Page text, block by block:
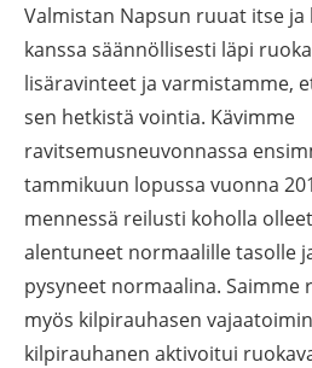
Valmistan Napsun ruuat itse ja
kanssa säännöllisesti läpi
lisäravinteet ja varmistamme,
sen hetkistä vointia. Kävimme
ravitsemusneuvonnassa
tammikuun lopussa vuonna
mennessä reilusti koholla
alentuneet normaalille tasolle
pysyneet normaalina. Saimme
myös kilpirauhasen
kilpirauhanen aktivoitui